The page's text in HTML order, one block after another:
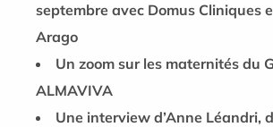
septembre avec Domus Cliniques
Arago
Un zoom sur les maternités du
ALMAVIVA
Une interview d’Anne Léandri,